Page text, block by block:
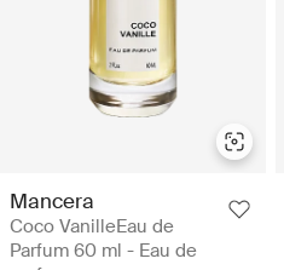
Mancera
Coco VanilleEau de
Parfum 60 ml - Eau de